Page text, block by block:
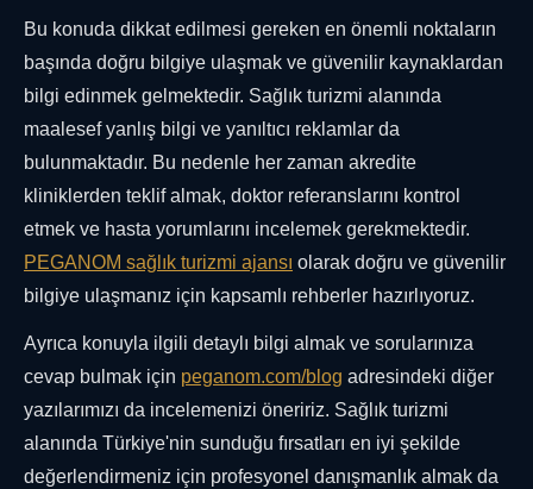
Bu konuda dikkat edilmesi gereken en önemli noktaların
başında doğru bilgiye ulaşmak ve güvenilir kaynaklardan
bilgi edinmek gelmektedir. Sağlık turizmi alanında
maalesef yanlış bilgi ve yanıltıcı reklamlar da
bulunmaktadır. Bu nedenle her zaman akredite
kliniklerden teklif almak, doktor referanslarını kontrol
etmek ve hasta yorumlarını incelemek gerekmektedir.
PEGANOM sağlık turizmi ajansı olarak doğru ve güvenilir
bilgiye ulaşmanız için kapsamlı rehberler hazırlıyoruz.
Ayrıca konuyla ilgili detaylı bilgi almak ve sorularınıza
cevap bulmak için peganom.com/blog adresindeki diğer
yazılarımızı da incelemenizi öneririz. Sağlık turizmi
alanında Türkiye'nin sunduğu fırsatları en iyi şekilde
değerlendirmeniz için profesyonel danışmanlık almak da